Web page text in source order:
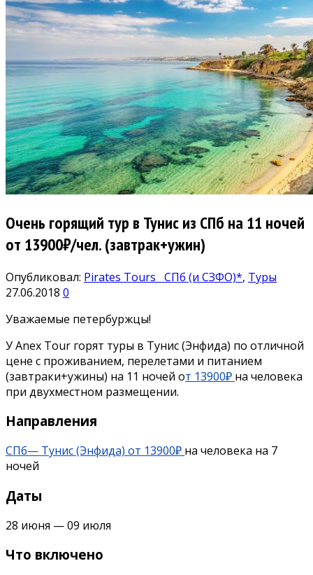
Очень горящий тур в Тунис из СПб на 11 ночей
от 13900₽/чел. (завтрак+ужин)
Опубликовал: Pirates Tours СПб (и СЗФО)*, Туры
27.06.2018 0
Уважаемые петербуржцы!
У Anex Tour горят туры в Тунис (Энфида) по отличной
цене с проживанием, перелетами и питанием
(завтраки+ужины) на 11 ночей от 13900₽ на человека
при двухместном размещении.
Направления
СПб— Тунис (Энфида) от 13900₽ на человека на 7
ночей
Даты
28 июня — 09 июля
Что включено